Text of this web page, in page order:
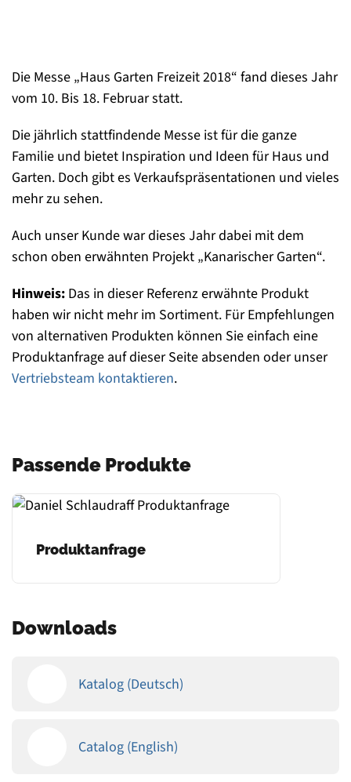
Die Messe „Haus Garten Freizeit 2018“ fand dieses Jahr
vom 10. Bis 18. Februar statt.
Die jährlich stattfindende Messe ist für die ganze
Familie und bietet Inspiration und Ideen für Haus und
Garten. Doch gibt es Verkaufspräsentationen und vieles
mehr zu sehen.
Auch unser Kunde war dieses Jahr dabei mit dem
schon oben erwähnten Projekt „Kanarischer Garten“.
Hinweis: Das in dieser Referenz erwähnte Produkt
haben wir nicht mehr im Sortiment. Für Empfehlungen
von alternativen Produkten können Sie einfach eine
Produktanfrage auf dieser Seite absenden oder unser
Vertriebsteam kontaktieren.
Passende Produkte
Produktanfrage
Downloads
Katalog (Deutsch)
Catalog (English)